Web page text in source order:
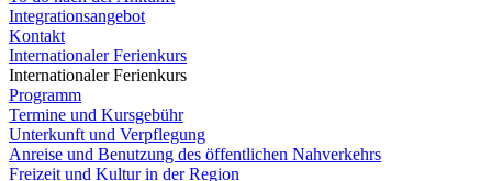
Integrationsangebot
Kontakt
Internationaler Ferienkurs
Internationaler Ferienkurs
Programm
Termine und Kursgebühr
Unterkunft und Verpflegung
Anreise und Benutzung des öffentlichen Nahverkehrs
Freizeit und Kultur in der Region